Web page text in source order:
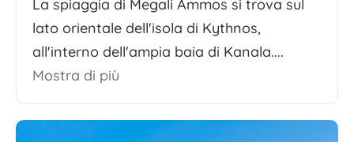
La spiaggia di Megali Ammos si trova sul
lato orientale dell'isola di Kythnos,
all'interno dell'ampia baia di Kanala....
Mostra di più